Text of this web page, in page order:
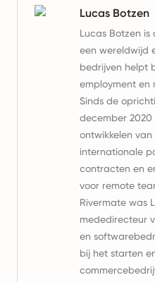
Lucas Botzen
Lucas Botzen
een wereldwijd
bedrijven helpt
employment en
Sinds de
december
ontwikkelen
internationale
contracten en
voor remote
Rivermate was
mededirecteur
en
bij het starten